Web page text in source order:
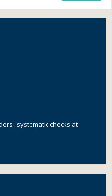
: systematic checks at